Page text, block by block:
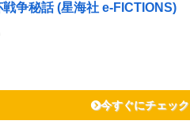
争秘話 (星海社 e-FICTIONS)
今すぐにチェック